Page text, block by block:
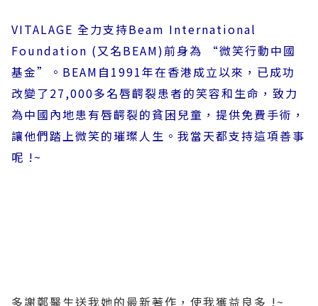
‎VITALAGE 全力支持Beam International
Foundation (又名BEAM)前身為 “‎微笑行動中國
基金”。BEAM自1991年在香港成立以來，已成功
改變了27,000多名唇齶裂患者的笑容和生命，致力
為中國內地患有唇齶裂的貧困兒童，提供免費手術，
讓他們踏上微笑的璀璨人生。我當天都支持這項善事
呢 !~
多謝鄭醫生送我她的最新著作，使我獲益良多 !~